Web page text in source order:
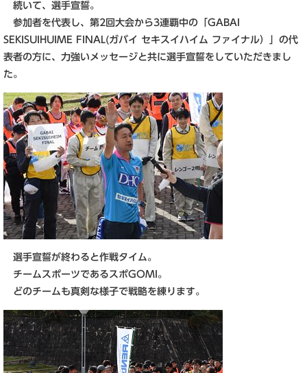
続いて、選手宣誓。
参加者を代表し、第2回大会から3連覇中の「GABAI
SEKISUIHUIME FINAL(ガバイ セキスイハイム ファイナル）」の代
表者の方に、力強いメッセージと共に選手宣誓をしていただきまし
た。
選手宣誓が終わると作戦タイム。
チームスポーツであるスポGOMI。
どのチームも真剣な様子で戦略を練ります。